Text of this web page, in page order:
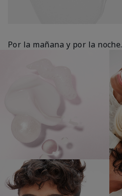
Por la mañana y por la noche.